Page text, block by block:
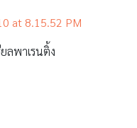
ลพาเรนติ้ง